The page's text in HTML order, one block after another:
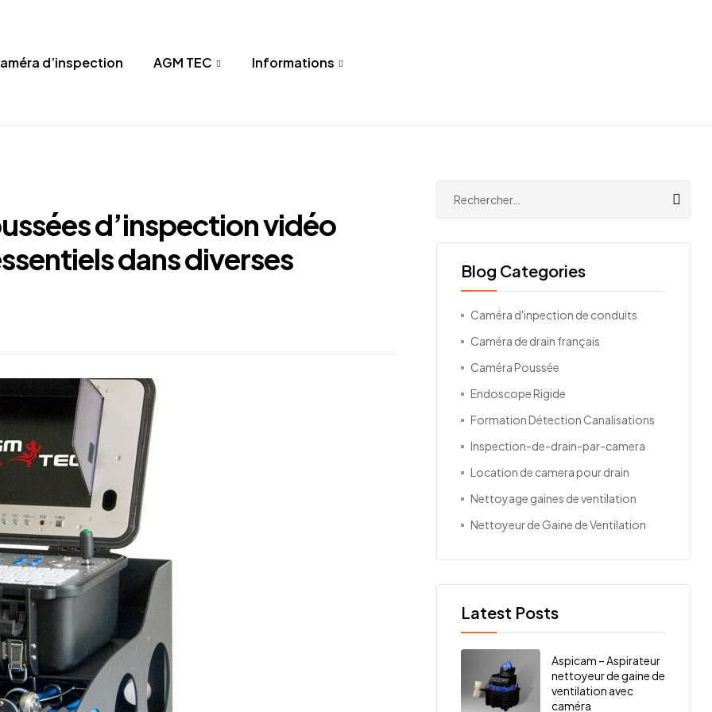
d’inspection AGM TEC Informations
d’inspection vidéo
dans diverses
Blog Categories
Caméra d'inpection de conduits
Caméra de drain français
Caméra Poussée
Endoscope Rigide
Formation Détection Canalisations
Inspection-de-drain-par-camera
Location de camera pour drain
Nettoyage gaines de ventilation
Nettoyeur de Gaine de Ventilation
Latest Posts
Aspicam – Aspirateur
nettoyeur de gaine de
ventilation avec
caméra